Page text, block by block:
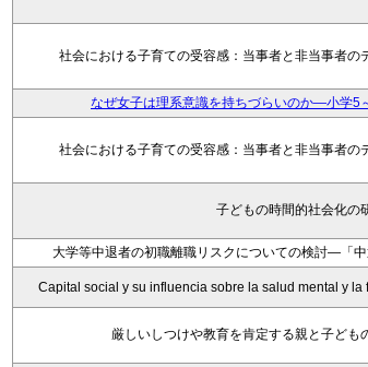
社会における子育ての受容感：当事者と非当事者の
なぜ女子は理系意識を持ちづらいのか―小学5
社会における子育ての受容感：当事者と非当事者の
子どもの時間的社会化の
大学等中退者の初職離職リスクについての検討―「
Capital social y su influencia sobre la salud mental y
厳しいしつけや教育を肯定する親と子ども